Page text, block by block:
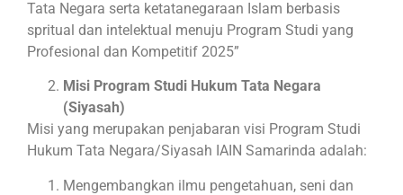
Tata Negara serta ketatanegaraan Islam berbasis
spritual dan intelektual menuju Program Studi yang
Profesional dan Kompetitif 2025”
Misi Program Studi Hukum Tata Negara
(Siyasah)
Misi yang merupakan penjabaran visi Program Studi
Hukum Tata Negara/Siyasah IAIN Samarinda adalah:
Mengembangkan ilmu pengetahuan, seni dan